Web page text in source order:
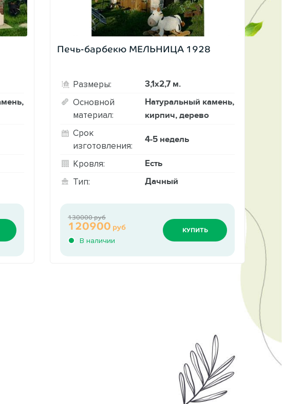
Печь-барбекю МЕЛЬНИЦА 1928
Размеры: 3,1х2,7 м.
Основной
материал:
Натуральный камень,
кирпич, дерево
Срок
изготовления:
4-5 недель
Кровля: Есть
Тип: Дачный
В наличии
120900 руб
130000 руб
КУПИТЬ